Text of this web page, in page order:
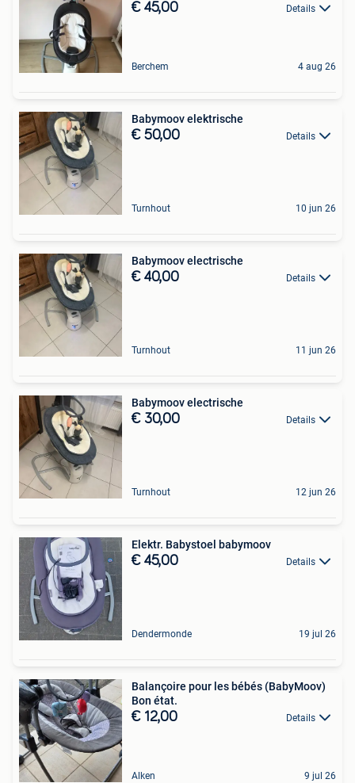
€ 45,00 Details
Berchem 4 aug 26
Babymoov elektrische
€ 50,00 Details
Turnhout 10 jun 26
Babymoov electrische
€ 40,00 Details
Turnhout 11 jun 26
Babymoov electrische
€ 30,00 Details
Turnhout 12 jun 26
Elektr. Babystoel babymoov
€ 45,00 Details
Dendermonde 19 jul 26
Balançoire pour les bébés (BabyMoov)
Bon état.
€ 12,00 Details
Alken 9 jul 26